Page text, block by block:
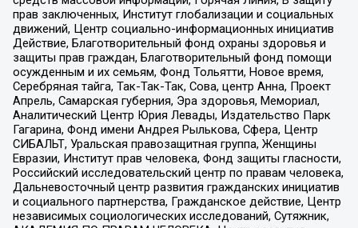
прав заключенных, Институт глобализации и социальных
движений, Центр социально-информационных инициатив
Действие, Благотворительный фонд охраны здоровья и
защиты прав граждан, Благотворительный фонд помощи
осужденным и их семьям, Фонд Тольятти, Новое время,
Серебряная тайга, Так-Так-Так, Сова, центр Анна, Проект
Апрель, Самарская губерния, Эра здоровья, Мемориал,
Аналитический Центр Юрия Левады, Издательство Парк
Гагарина, Фонд имени Андрея Рылькова, Сфера, Центр
СИБАЛЬТ, Уральская правозащитная группа, Женщины
Евразии, Институт прав человека, Фонд защиты гласности,
Российский исследовательский центр по правам человека,
Дальневосточный центр развития гражданских инициатив
и социального партнерства, Гражданское действие, Центр
независимых социологических исследований, Сутяжник,